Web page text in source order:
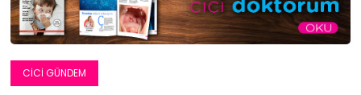
CICI GÜNDEM